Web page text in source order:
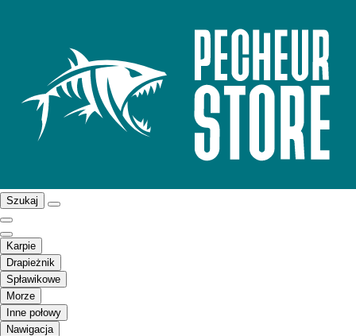
Szukaj
Karpie
Drapieżnik
Spławikowe
Morze
Inne połowy
Nawigacja